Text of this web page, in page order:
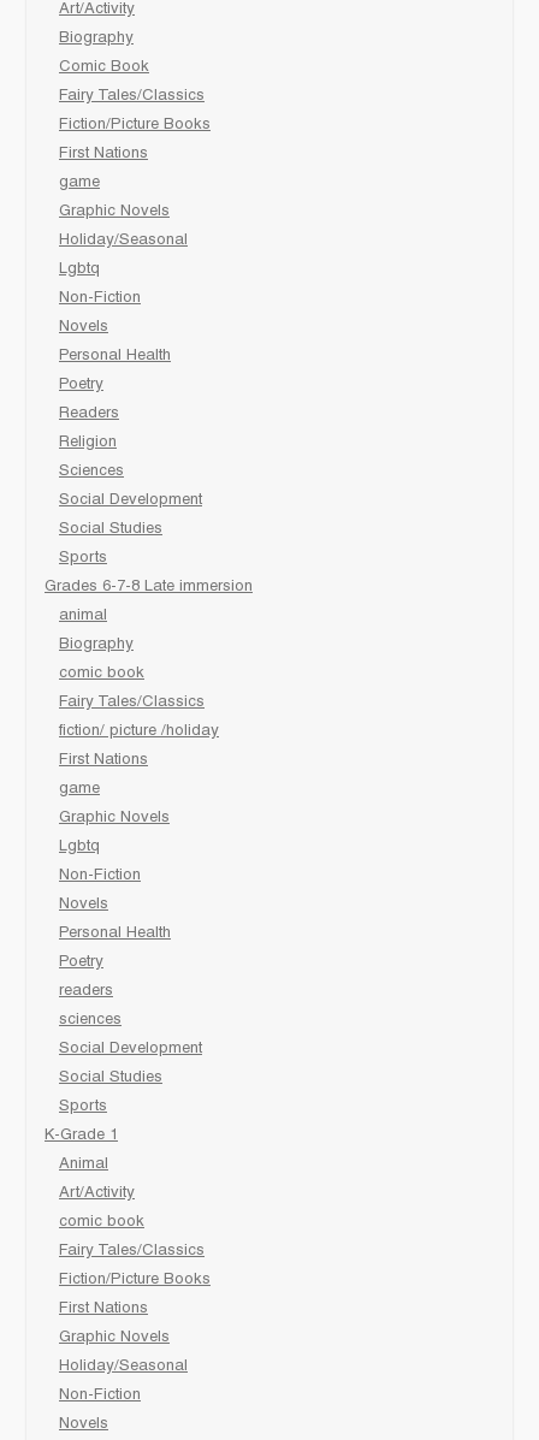
Art/Activity
Biography
Comic Book
Fairy Tales/Classics
Fiction/Picture Books
First Nations
game
Graphic Novels
Holiday/Seasonal
Lgbtq
Non-Fiction
Novels
Personal Health
Poetry
Readers
Religion
Sciences
Social Development
Social Studies
Sports
Grades 6-7-8 Late immersion
animal
Biography
comic book
Fairy Tales/Classics
fiction/ picture /holiday
First Nations
game
Graphic Novels
Lgbtq
Non-Fiction
Novels
Personal Health
Poetry
readers
sciences
Social Development
Social Studies
Sports
K-Grade 1
Animal
Art/Activity
comic book
Fairy Tales/Classics
Fiction/Picture Books
First Nations
Graphic Novels
Holiday/Seasonal
Non-Fiction
Novels